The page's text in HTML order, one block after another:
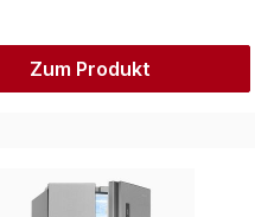
Zum Produkt